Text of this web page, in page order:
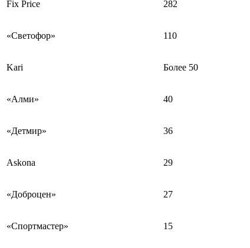
Fix Price 282
«Светофор» 110
Kari Более 50
«Алми» 40
«Детмир» 36
Askona 29
«Доброцен» 27
«Спортмастер» 15